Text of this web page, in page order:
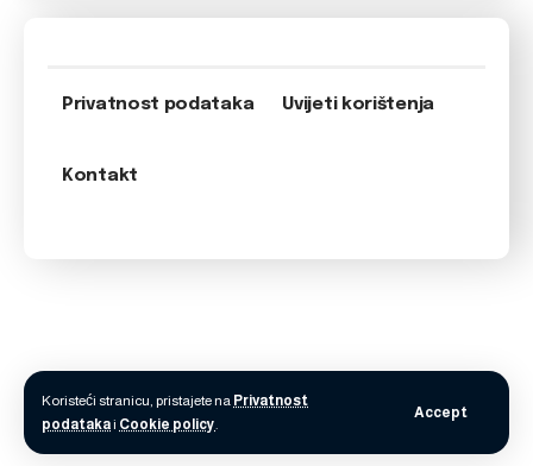
Koristeći stranicu, pristajete na Privatnost
podatakai Cookie policy.
Accept
Privatnost podataka Uvijeti korištenja
Kontakt